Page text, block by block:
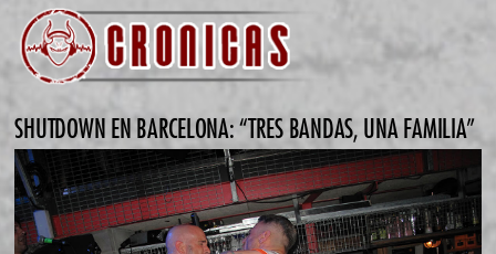
SHUTDOWN EN BARCELONA: “TRES BANDAS, UNA FAMILIA”